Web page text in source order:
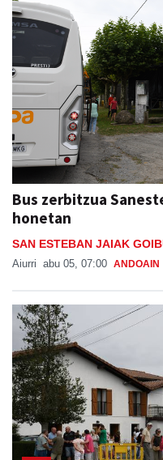
Bus zerbitzua
honetan
SAN ESTEBAN JAIAK
Aiurri abu 05, 07:00 ANDOAIN